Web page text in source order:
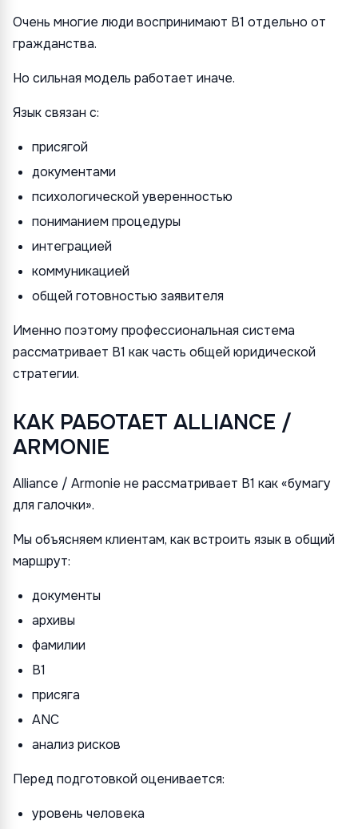
Очень многие люди воспринимают B1 отдельно от
гражданства.
Но сильная модель работает иначе.
Язык связан с:
присягой
документами
психологической уверенностью
пониманием процедуры
интеграцией
коммуникацией
общей готовностью заявителя
Именно поэтому профессиональная система
рассматривает B1 как часть общей юридической
стратегии.
КАК РАБОТАЕТ ALLIANCE /
ARMONIE
Alliance / Armonie не рассматривает B1 как «бумагу
для галочки».
Мы объясняем клиентам, как встроить язык в общий
маршрут:
документы
архивы
фамилии
B1
присяга
ANC
анализ рисков
Перед подготовкой оценивается:
уровень человека